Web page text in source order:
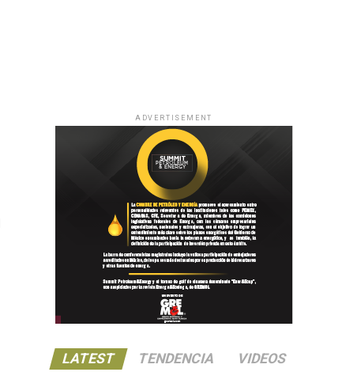
ADVERTISEMENT
LATEST TENDENCIA VIDEOS